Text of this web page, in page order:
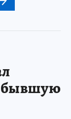
бывшую